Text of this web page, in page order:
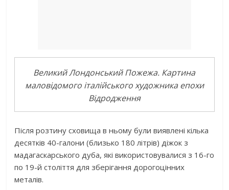
Великий Лондонський Пожежа. Картина
маловідомого італійського художника епохи
Відродження
Після розтину сховища в ньому були виявлені кілька
десятків 40-галони (близько 180 літрів) діжок з
мадагаскарського дуба, які використовувалися з 16-го
по 19-й століття для зберігання дорогоцінних
металів.